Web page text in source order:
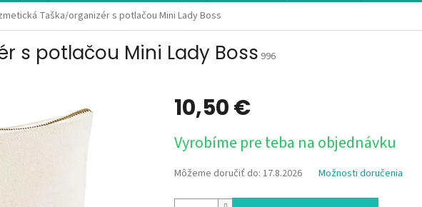
Taška/organizér s potlačou Mini Lady Boss
s potlačou Mini Lady Boss 996
10,50 €
cena:
Vyrobíme pre teba na objednávku
Môžeme doručiť do: 17.8.2026 Možnosti doručenia